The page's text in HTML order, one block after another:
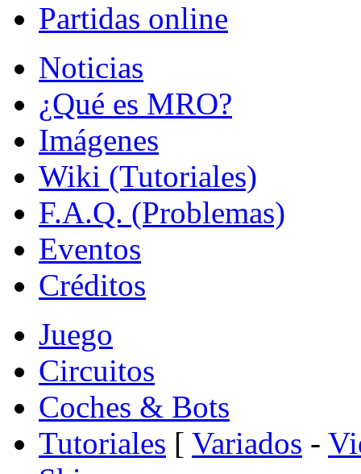
Partidas online
Noticias
¿Qué es MRO?
Imágenes
Wiki (Tutoriales)
F.A.Q. (Problemas)
Eventos
Créditos
Juego
Circuitos
Coches & Bots
Tutoriales [ Variados -